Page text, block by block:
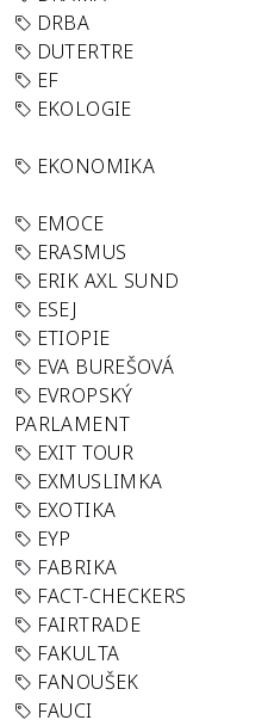
DRBA
DUTERTRE
EF
EKOLOGIE
EKONOMIKA
EMOCE
ERASMUS
ERIK AXL SUND
ESEJ
ETIOPIE
EVA BUREŠOVÁ
EVROPSKÝ
PARLAMENT
EXIT TOUR
EXMUSLIMKA
EXOTIKA
EYP
FABRIKA
FACT-CHECKERS
FAIRTRADE
FAKULTA
FANOUŠEK
FAUCI